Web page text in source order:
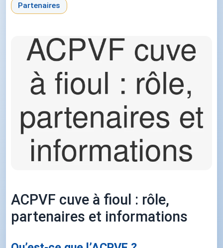
Partenaires
ACPVF cuve à fioul : rôle,
partenaires et informations